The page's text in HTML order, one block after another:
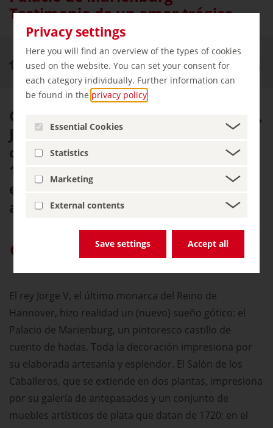
Privacy settings
Here you will find an overview of the types of cookies
used on the website. You can set your consent for
each category individually. Further information can
be found in the privacy policy
Essential Cookies
Statistics
Marketing
External contents
Save settings Accept all
Testimonio de un amor trágico
Palacios y castillos El castillo de Marienburg
Cuando el último rey de Hannover,
Jorge V, regaló a su reina un
castillo para su cumpleaños en
1857, ya estaba ciego, y su amada
esposa María tampoco iba a vivir
allí de forma adecuada.
Dar prioridad a «germany.travel» en Google
El rey Jorge V, el último monarca del Reino de
Hannover, hizo realidad un (nuevo) sueño gótico: el
Palacio de Marienburg, un pintoresco castillo de
cuento de hadas. Toda la decoración impresiona por
su elaborada artesanía y esplendor. El Salón de los
Caballeros, que se extiende en dos plantas, impresiona
por su galería de antepasados y un conjunto de
muebles artísticos de plata que datan de 1720; en el